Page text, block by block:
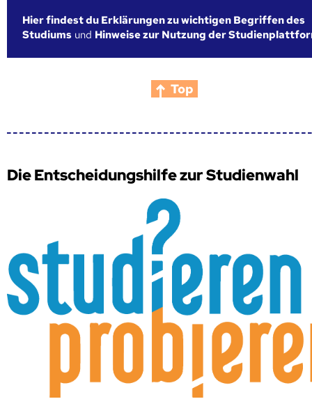
Hier findest du Erklärungen zu wichtigen Begriffen des
Studiums und Hinweise zur Nutzung der
Top
Die Entscheidungshilfe zur Studienwahl